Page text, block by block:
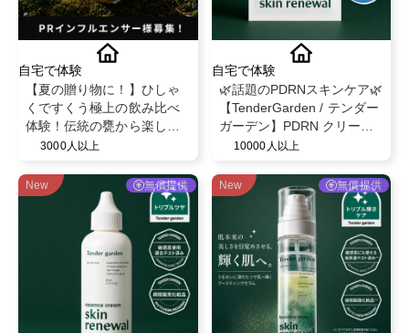
自宅で体験
【夏の贈り物に！】ひしゃ
くですくう極上の飲み比べ
体験！伝統の甕から楽しむ
フルーティーな芋焼酎「甕
3本セット」PRインフルエ
ンサー様募集！
3000人以上
自宅で体験
🌿話題のPDRNスキンケア🌿
【TenderGarden / テンダー
ガーデン】PDRN クリーム
シートマスク 30g × 5枚 モ
10000人以上
New 無償提供 New 無償提供